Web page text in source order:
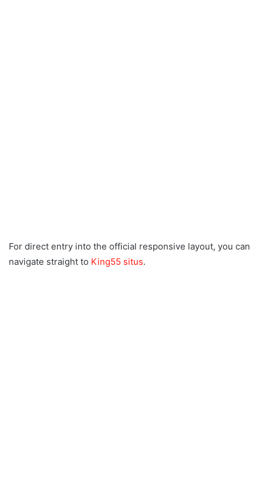
For direct entry into the official responsive layout, you can
navigate straight to King55 situs.